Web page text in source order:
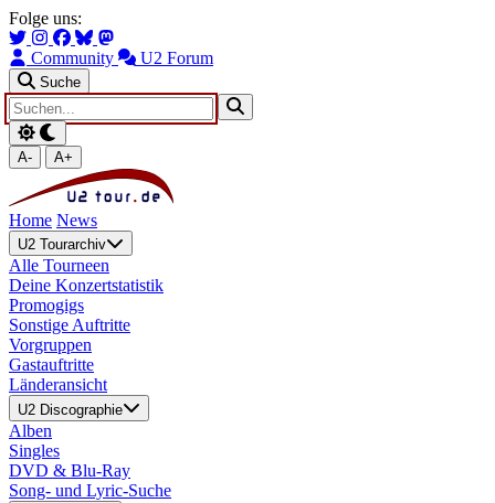
Zum Hauptinhalt springen
Zur Navigation springen
Folge uns:
Community U2 Forum
Suche
A- A+
Home News
U2 Tourarchiv
Alle Tourneen
Deine Konzertstatistik
Promogigs
Sonstige Auftritte
Vorgruppen
Gastauftritte
Länderansicht
U2 Discographie
Alben
Singles
DVD & Blu-Ray
Song- und Lyric-Suche